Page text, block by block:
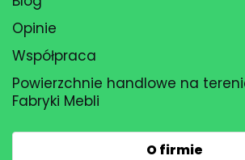
Opinie
Współpraca
Powierzchnie handlowe na
Fabryki Mebli
O firmie